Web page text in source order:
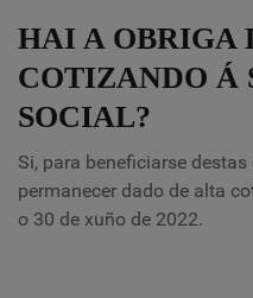
HAI A OBRIGA
COTIZANDO Á
SOCIAL?
Si, para beneficiarse
permanecer dado de alta
o 30 de xuño de 2022.